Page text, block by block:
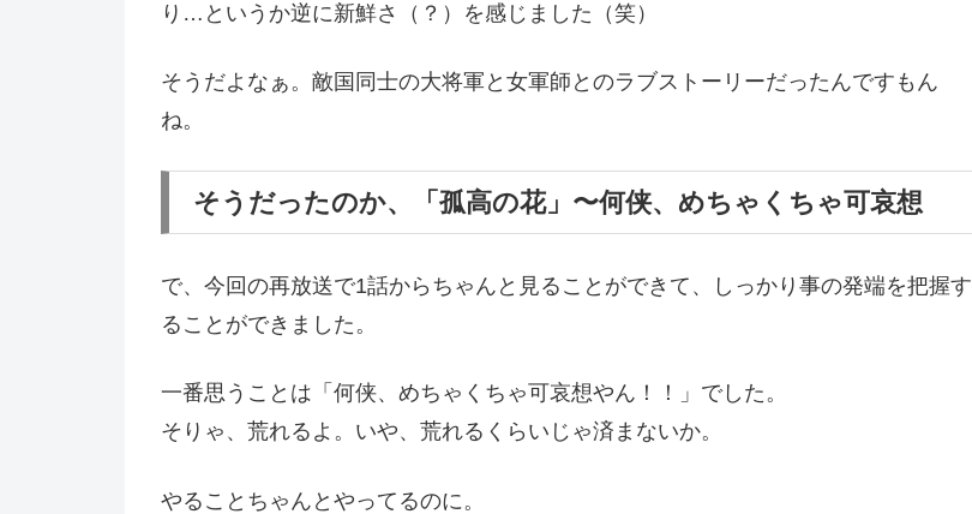
り…というか逆に新鮮さ（？）を感じました（笑）
そうだよなぁ。敵国同士の大将軍と女軍師とのラブストーリーだったんですもん
ね。
そうだったのか、「孤高の花」〜何侠、めちゃくちゃ可哀想
で、今回の再放送で1話からちゃんと見ることができて、しっかり事の発端を把握す
ることができました。
一番思うことは「何侠、めちゃくちゃ可哀想やん！！」でした。
そりゃ、荒れるよ。いや、荒れるくらいじゃ済まないか。
やることちゃんとやってるのに。